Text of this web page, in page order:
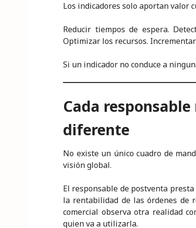
Los indicadores solo aportan valor
Reducir tiempos de espera.
Optimizar los recursos.
Si un indicador no conduce a
Cada
diferente
No existe un único cuadro de
visión global.
El responsable de postventa
la rentabilidad de las órdenes de
comercial observa otra realidad
quien va a utilizarla.